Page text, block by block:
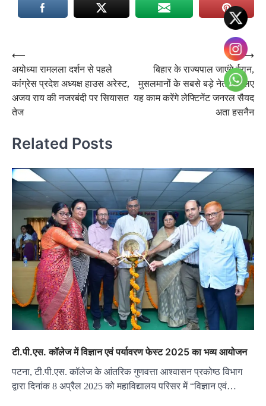
Post
navigation
⟵
अयोध्या रामलला दर्शन से पहले
कांग्रेस प्रदेश अध्यक्ष हाउस अरेस्ट,
अजय राय की नजरबंदी पर सियासत
तेज
बिहार के राज्यपाल जाएंगे ईरान,
मुसलमानों के सबसे बड़े नेता के लिए
यह काम करेंगे लेफ्टिनेंट जनरल सैयद
अता हसनैन
⟶
Related Posts
टी.पी.एस. कॉलेज में विज्ञान एवं पर्यावरण फेस्ट 2025 का भव्य आयोजन
पटना, टी.पी.एस. कॉलेज के आंतरिक गुणवत्ता आश्वासन प्रकोष्ठ विभाग
द्वारा दिनांक 8 अप्रैल 2025 को महाविद्यालय परिसर में “विज्ञान एवं…